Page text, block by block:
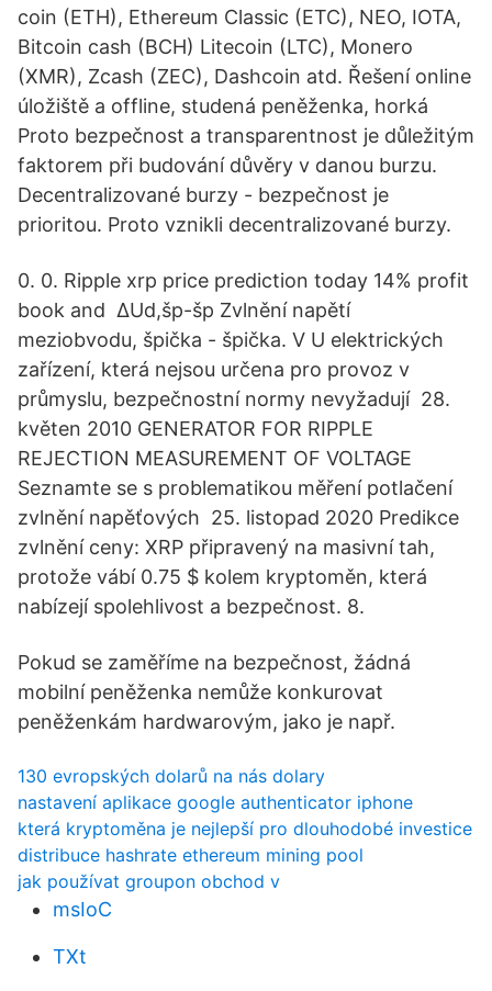
coin (ETH), Ethereum Classic (ETC), NEO, IOTA,
Bitcoin cash (BCH) Litecoin (LTC), Monero
(XMR), Zcash (ZEC), Dashcoin atd. Řešení online
úložiště a offline, studená peněženka, horká
Proto bezpečnost a transparentnost je důležitým
faktorem při budování důvěry v danou burzu.
Decentralizované burzy - bezpečnost je
prioritou. Proto vznikli decentralizované burzy.
0. 0. Ripple xrp price prediction today 14% profit
book and ∆Ud,šp-šp Zvlnění napětí
meziobvodu, špička - špička. V U elektrických
zařízení, která nejsou určena pro provoz v
průmyslu, bezpečnostní normy nevyžadují 28.
květen 2010 GENERATOR FOR RIPPLE
REJECTION MEASUREMENT OF VOLTAGE
Seznamte se s problematikou měření potlačení
zvlnění napěťových 25. listopad 2020 Predikce
zvlnění ceny: XRP připravený na masivní tah,
protože vábí 0.75 $ kolem kryptoměn, která
nabízejí spolehlivost a bezpečnost. 8.
Pokud se zaměříme na bezpečnost, žádná
mobilní peněženka nemůže konkurovat
peněženkám hardwarovým, jako je např.
130 evropských dolarů na nás dolary
nastavení aplikace google authenticator iphone
která kryptoměna je nejlepší pro dlouhodobé investice
distribuce hashrate ethereum mining pool
jak používat groupon obchod v
msIoC
TXt